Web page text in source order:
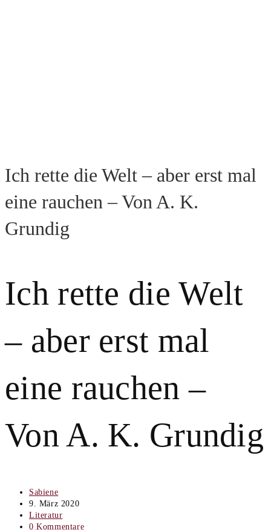
Ich rette die Welt – aber erst mal
eine rauchen – Von A. K.
Grundig
Ich rette die Welt
– aber erst mal
eine rauchen –
Von A. K. Grundig
Beitrags-
Autor:
Sabiene
Beitrag
veröffentlicht:
9. März 2020
Beitrags-
Kategorie:
Literatur
Beitrags-
0 Kommentare